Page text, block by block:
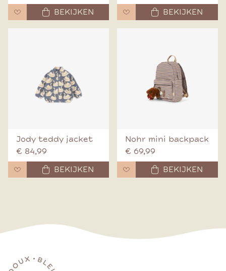
BEKIJKEN
BEKIJKEN
Jody teddy jacket
€ 84,99
BEKIJKEN
Nohr mini backpack
€ 69,99
BEKIJKEN